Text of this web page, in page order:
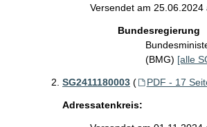
Versendet am 25.06.2024
Bundesregierung
(BMG) [alle
SG2411180003 ( PDF - 17
Adressatenkreis: